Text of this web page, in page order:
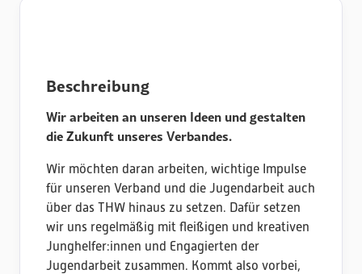
Beschreibung
Wir arbeiten an unseren Ideen und gestalten
die Zukunft unseres Verbandes.
Wir möchten daran arbeiten, wichtige Impulse
für unseren Verband und die Jugendarbeit auch
über das THW hinaus zu setzen. Dafür setzen
wir uns regelmäßig mit fleißigen und kreativen
Junghelfer:innen und Engagierten der
Jugendarbeit zusammen. Kommt also vorbei,